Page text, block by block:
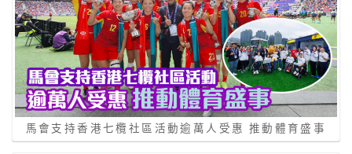
馬會支持香港七欖社區活動逾萬人受惠 推動體育盛事